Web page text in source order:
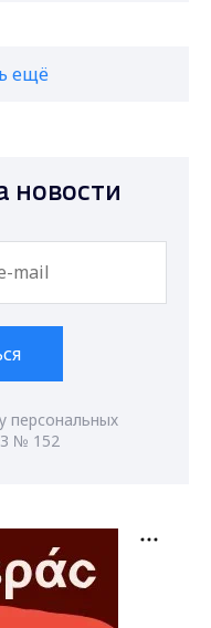
ещё
новости
персональных
№ 152